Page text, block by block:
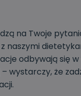
na Twoje
naszymi
odbywają się
wystarczy, że